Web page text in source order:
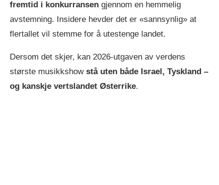
fremtid i konkurransen gjennom en hemmelig
avstemning. Insidere hevder det er «sannsynlig» at
flertallet vil stemme for å utestenge landet.
Dersom det skjer, kan 2026-utgaven av verdens
største musikkshow stå uten både Israel, Tyskland –
og kanskje vertslandet Østerrike.